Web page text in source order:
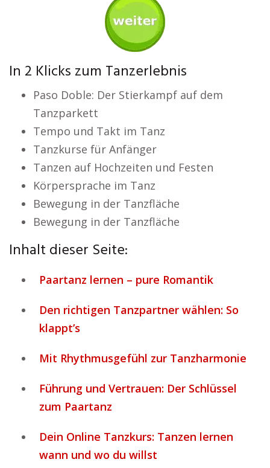
In 2 Klicks zum Tanzerlebnis
Paso Doble: Der Stierkampf auf dem
Tanzparkett
Tempo und Takt im Tanz
Tanzkurse für Anfänger
Tanzen auf Hochzeiten und Festen
Körpersprache im Tanz
Bewegung in der Tanzfläche
Bewegung in der Tanzfläche
Inhalt dieser Seite:
Paartanz lernen – pure Romantik
Den richtigen Tanzpartner wählen: So
klappt’s
Mit Rhythmusgefühl zur Tanzharmonie
Führung und Vertrauen: Der Schlüssel
zum Paartanz
Dein Online Tanzkurs: Tanzen lernen
wann und wo du willst